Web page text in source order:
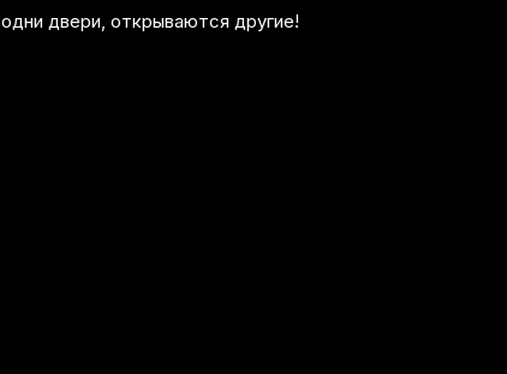
одни двери, открываются другие!